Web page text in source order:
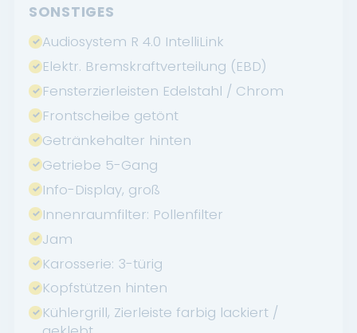
SONSTIGES
Audiosystem R 4.0 IntelliLink
Elektr. Bremskraftverteilung (EBD)
Fensterzierleisten Edelstahl / Chrom
Frontscheibe getönt
Getränkehalter hinten
Getriebe 5-Gang
Info-Display, groß
Innenraumfilter: Pollenfilter
Jam
Karosserie: 3-türig
Kopfstützen hinten
Kühlergrill, Zierleiste farbig lackiert /